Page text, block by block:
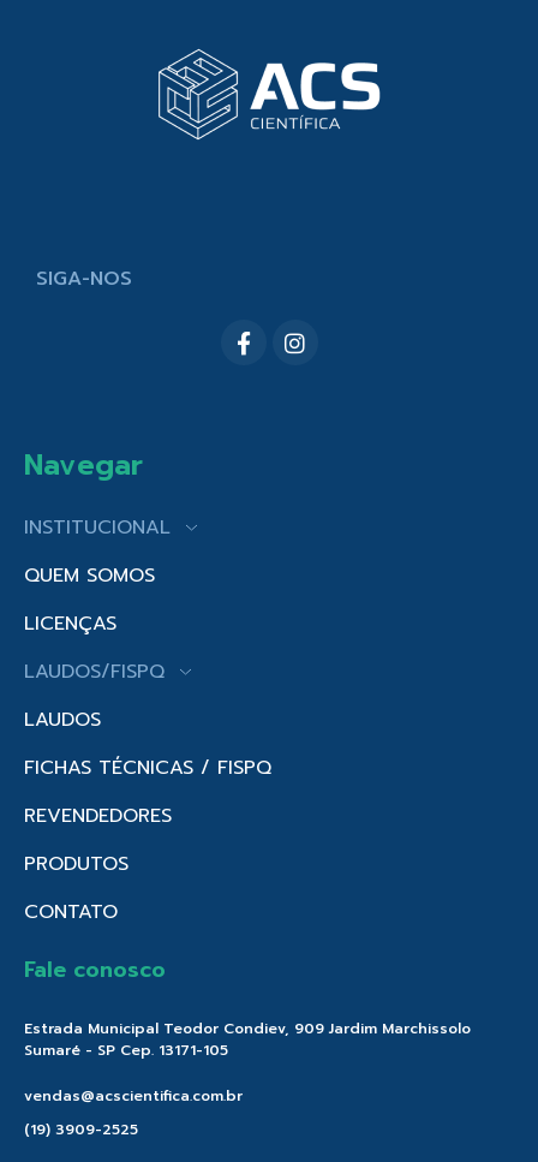
SIGA-NOS
Navegar
INSTITUCIONAL
QUEM SOMOS
LICENÇAS
LAUDOS/FISPQ
LAUDOS
FICHAS TÉCNICAS / FISPQ
REVENDEDORES
PRODUTOS
CONTATO
Fale conosco
Estrada Municipal Teodor Condiev, 909 Jardim Marchissolo
Sumaré - SP Cep. 13171-105
vendas@acscientifica.com.br
(19) 3909-2525